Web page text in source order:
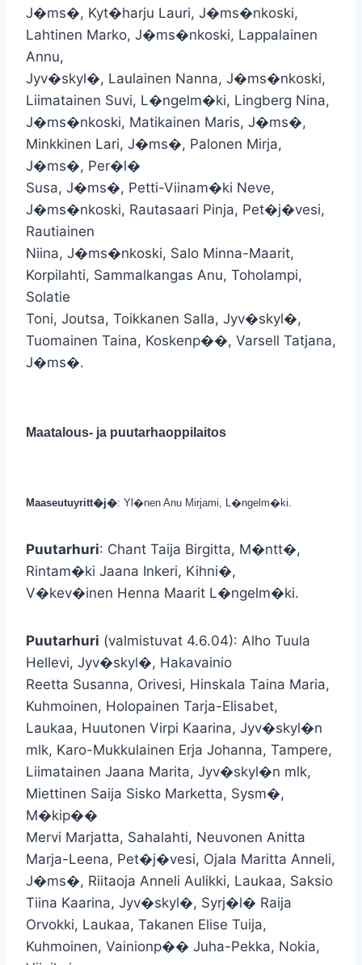
J�ms�, Kyt�harju Lauri, J�ms�nkoski,
Lahtinen Marko, J�ms�nkoski, Lappalainen
Annu,
Jyv�skyl�, Laulainen Nanna, J�ms�nkoski,
Liimatainen Suvi, L�ngelm�ki, Lingberg Nina,
J�ms�nkoski, Matikainen Maris, J�ms�,
Minkkinen Lari, J�ms�, Palonen Mirja,
J�ms�, Per�l�
Susa, J�ms�, Petti-Viinam�ki Neve,
J�ms�nkoski, Rautasaari Pinja, Pet�j�vesi,
Rautiainen
Niina, J�ms�nkoski, Salo Minna-Maarit,
Korpilahti, Sammalkangas Anu, Toholampi,
Solatie
Toni, Joutsa, Toikkanen Salla, Jyv�skyl�,
Tuomainen Taina, Koskenp��, Varsell Tatjana,
J�ms�.
Maatalous- ja puutarhaoppilaitos
Maaseutuyritt�j�: Yl�nen Anu Mirjami, L�ngelm�ki.
Puutarhuri: Chant Taija Birgitta, M�ntt�,
Rintam�ki Jaana Inkeri, Kihni�,
V�kev�inen Henna Maarit L�ngelm�ki.
Puutarhuri (valmistuvat 4.6.04): Alho Tuula
Hellevi, Jyv�skyl�, Hakavainio
Reetta Susanna, Orivesi, Hinskala Taina Maria,
Kuhmoinen, Holopainen Tarja-Elisabet,
Laukaa, Huutonen Virpi Kaarina, Jyv�skyl�n
mlk, Karo-Mukkulainen Erja Johanna, Tampere,
Liimatainen Jaana Marita, Jyv�skyl�n mlk,
Miettinen Saija Sisko Marketta, Sysm�,
M�kip��
Mervi Marjatta, Sahalahti, Neuvonen Anitta
Marja-Leena, Pet�j�vesi, Ojala Maritta Anneli,
J�ms�, Riitaoja Anneli Aulikki, Laukaa, Saksio
Tiina Kaarina, Jyv�skyl�, Syrj�l� Raija
Orvokki, Laukaa, Takanen Elise Tuija,
Kuhmoinen, Vainionp�� Juha-Pekka, Nokia,